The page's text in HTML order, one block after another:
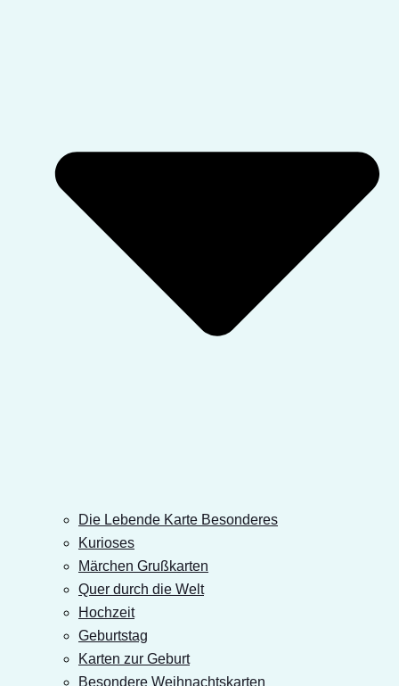
Die Lebende Karte Besonderes
Kurioses
Märchen Grußkarten
Quer durch die Welt
Hochzeit
Geburtstag
Karten zur Geburt
Besondere Weihnachtskarten